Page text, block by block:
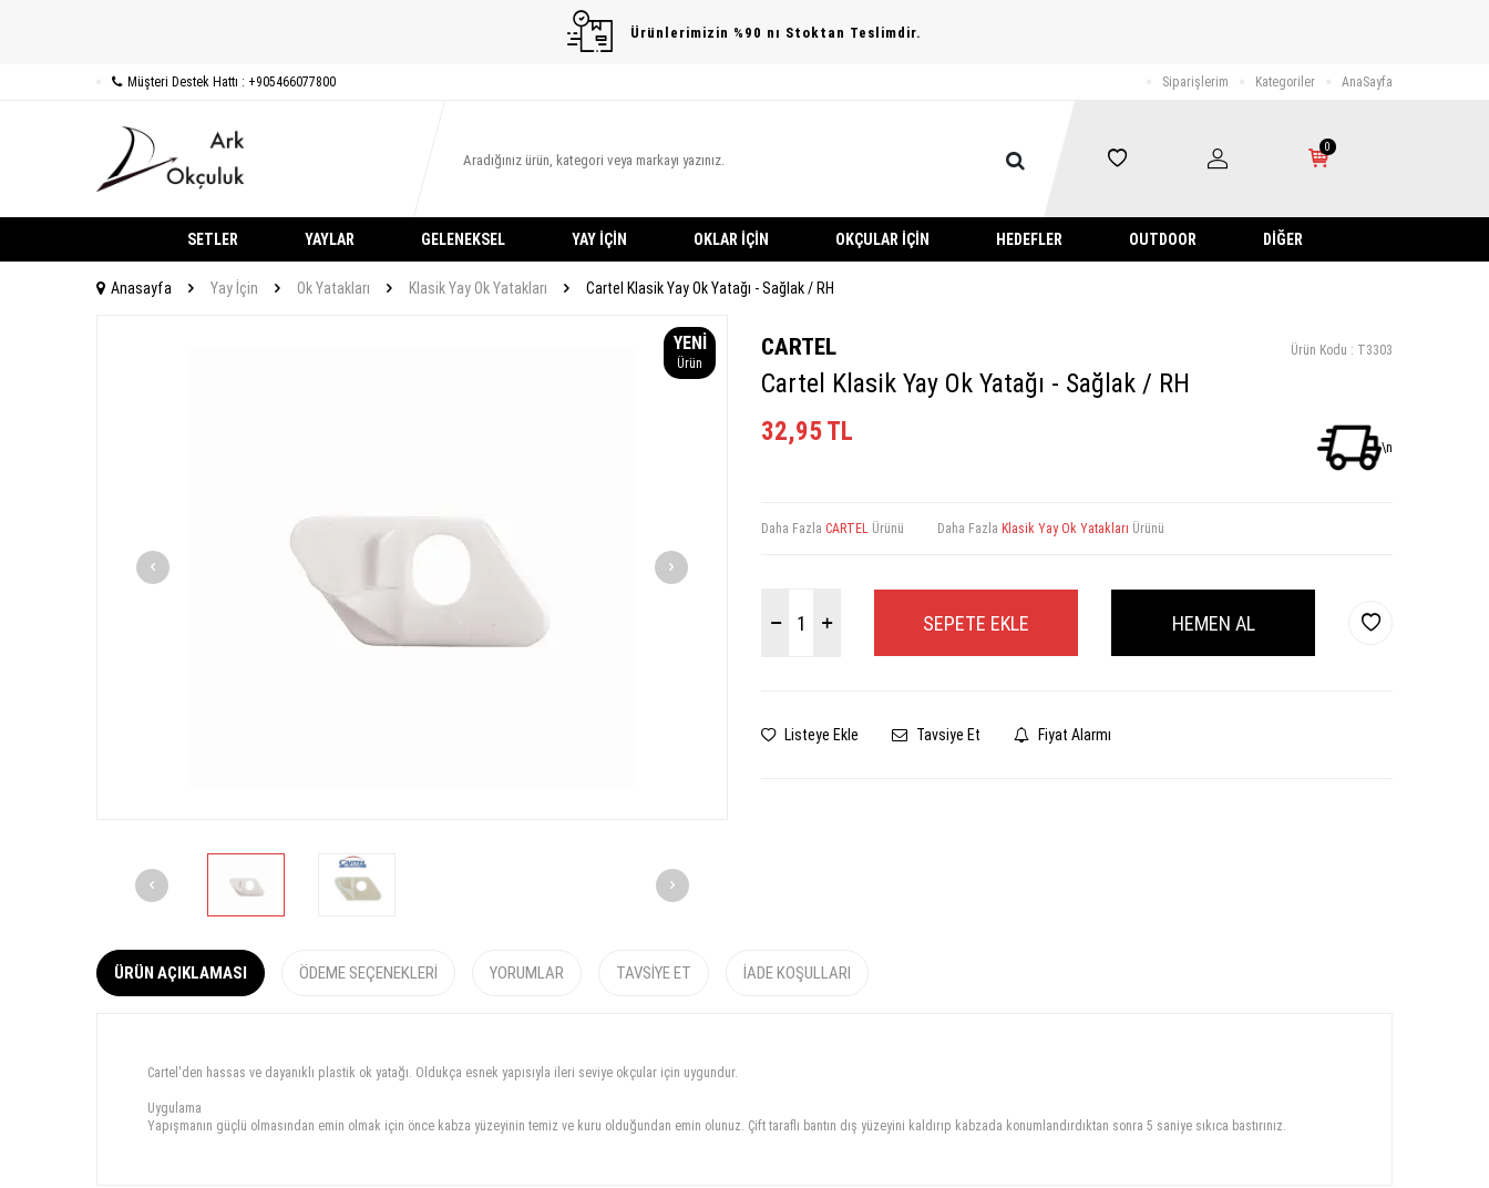
Ürünlerimizin %90 nı Stoktan Teslimdir.
Müşteri Destek Hattı : +905466077800 Siparişlerim Kategoriler AnaSayfa
0
SETLER YAYLAR GELENEKSEL YAY İÇIN OKLAR İÇIN OKÇULAR İÇIN HEDEFLER OUTDOOR DIĞER
Anasayfa Yay İçin Ok Yatakları Klasik Yay Ok Yatakları Cartel Klasik Yay Ok Yatağı - Sağlak / RH
YENI
Ürün
CARTEL Ürün Kodu : T3303
Cartel Klasik Yay Ok Yatağı - Sağlak / RH
32,95TL
\n
Daha Fazla CARTEL Ürünü Daha Fazla Klasik Yay Ok Yatakları Ürünü
SEPETE EKLE HEMEN AL
Listeye Ekle Tavsiye Et Fiyat Alarmı
ÜRÜN AÇIKLAMASI ÖDEME SEÇENEKLERI YORUMLAR TAVSIYE ET İADE KOŞULLARI
Cartel'den hassas ve dayanıklı plastik ok yatağı. Oldukça esnek yapısıyla ileri seviye okçular için uygundur.
Uygulama
Yapışmanın güçlü olmasından emin olmak için önce kabza yüzeyinin temiz ve kuru olduğundan emin olunuz. Çift taraflı bantın dış yüzeyini kaldırıp kabzada konumlandırdıktan sonra 5 saniye sıkıca bastırınız.